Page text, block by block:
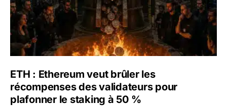
ETH : Ethereum veut brûler les
récompenses des validateurs pour
plafonner le staking à 50 %